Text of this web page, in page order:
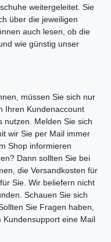
weitergeleitet. Sie
über die jeweiligen
auch lesen, ob die
wie günstig unser
müssen Sie sich nur
Ihren Kundenaccount
nutzen. Melden Sie sich
wir Sie per Mail immer
Shop informieren
Dann sollten Sie bei
die Versandkosten für
Sie. Wir beliefern nicht
Schauen Sie sich
Sie Fragen haben,
eine Mail